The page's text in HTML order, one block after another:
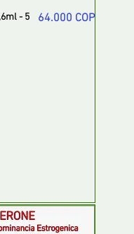
- 5
Precio
64.000 COP